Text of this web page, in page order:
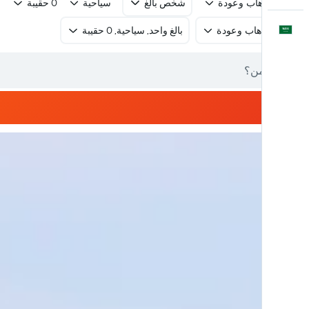
العَرَبِيَّة
رحلة ذهاب وعودة شخص بالغ سياحية 0 حقيبة
رحلة ذهاب وعودة بالغ واحد, سياحية, 0 حقيبة